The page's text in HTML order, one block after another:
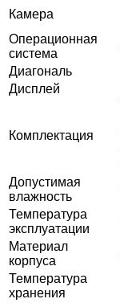
Камера
Операционная
система
Диагональ
Дисплей
Комплектация
Допустимая
влажность
Температура
эксплуатации
Материал
корпуса
Температура
хранения